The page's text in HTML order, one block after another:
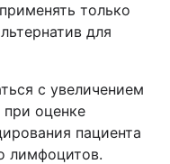
только
для
с увеличением
оценке
пациента
лимфоцитов.